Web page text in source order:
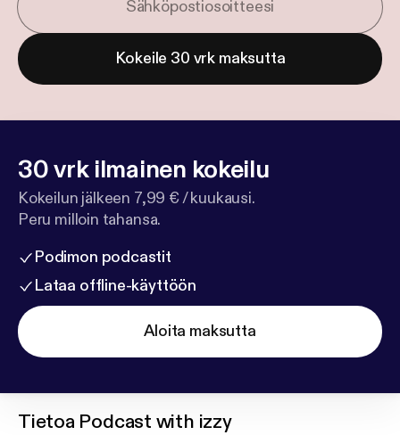
Kokeile 30 vrk maksutta
30 vrk ilmainen kokeilu
Kokeilun jälkeen 7,99 € / kuukausi.
Peru milloin tahansa.
Podimon podcastit
Lataa offline-käyttöön
Aloita maksutta
Tietoa Podcast with izzy